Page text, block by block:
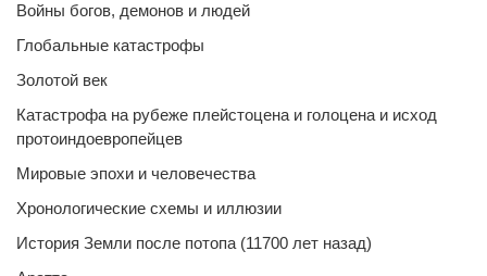
Войны богов, демонов и людей
Глобальные катастрофы
Золотой век
Катастрофа на рубеже плейстоцена и голоцена и исход
протоиндоевропейцев
Мировые эпохи и человечества
Хронологические схемы и иллюзии
История Земли после потопа (11700 лет назад)